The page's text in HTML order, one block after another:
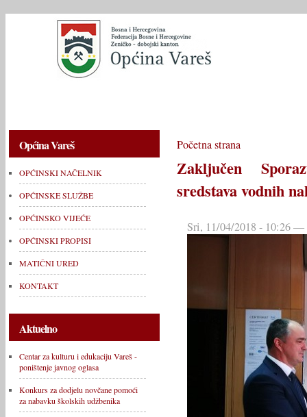
Općina Vareš
OPĆINSKI NAČELNIK
OPĆINSKE SLUŽBE
OPĆINSKO VIJEĆE
OPĆINSKI PROPISI
MATIČNI URED
KONTAKT
Aktuelno
Centar za kulturu i edukaciju Vareš -
poništenje javnog oglasa
Konkurs za dodjelu novčane pomoći
za nabavku školskih udžbenika
Početna strana
Zaključen
sredstava vodnih
Sri, 11/04/2018 - 10:26